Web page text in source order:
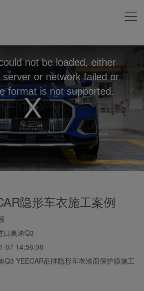
Play
Video
not be loaded, either
server or network failed or
format is not supported.
隐形车衣施工案例
口奥迪Q3
07 14:56:08
Q3 YEECAR品牌隐形车衣漆面保护膜施工